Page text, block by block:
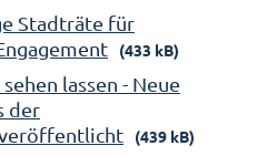
Stadträte für
(433 kB)
lassen - Neue
der
(439 kB)